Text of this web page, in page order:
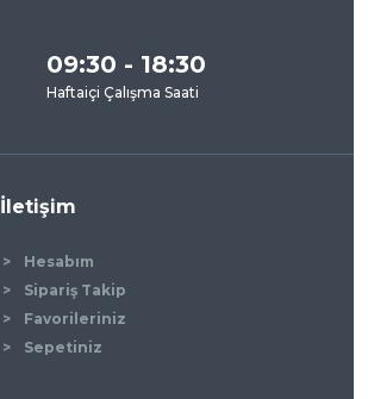
09:30 - 18:30
Haftaiçi Çalışma Saati
İletişim
Hesabım
Sipariş Takip
Favorileriniz
Sepetiniz